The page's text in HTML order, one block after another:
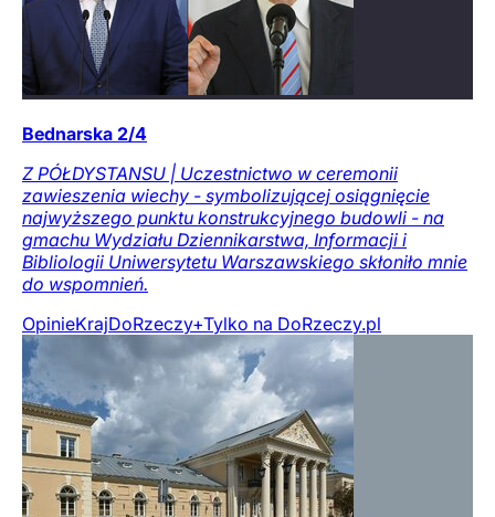
Bednarska 2/4
Z PÓŁDYSTANSU | Uczestnictwo w ceremonii
zawieszenia wiechy - symbolizującej osiągnięcie
najwyższego punktu konstrukcyjnego budowli - na
gmachu Wydziału Dziennikarstwa, Informacji i
Bibliologii Uniwersytetu Warszawskiego skłoniło mnie
do wspomnień.
OpinieKrajDoRzeczy+Tylko na DoRzeczy.pl